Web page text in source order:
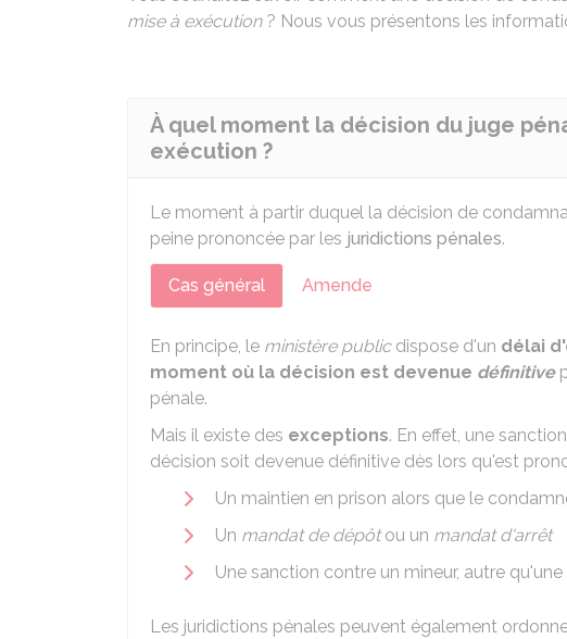
mise à exécution? Nous vous présentons les
À quel moment la décision du juge
exécution ?
Le moment à partir duquel la décision de
peine prononcée par les juridictions pénales.
Cas général Amende
En principe, le ministère publicdispose d'un délai
moment où la décision est devenue définitive
pénale.
Mais il existe des exceptions. En effet, une
décision soit devenue définitive dès lors qu'est
Un maintien en prison alors que le
Un mandat de dépôtou un mandat d'arrêt
Une sanction contre un mineur, autre
Les juridictions pénales peuvent également